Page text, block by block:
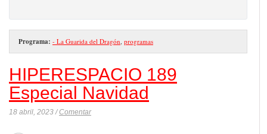
Programa: - La Guarida del Dragón programas
HIPERESPACIO 189
Especial Navidad
18 abril, 2023 /Comentar